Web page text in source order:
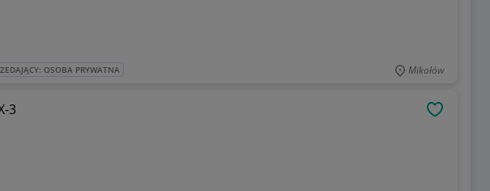
OSOBA PRYWATNA Mikołów
3